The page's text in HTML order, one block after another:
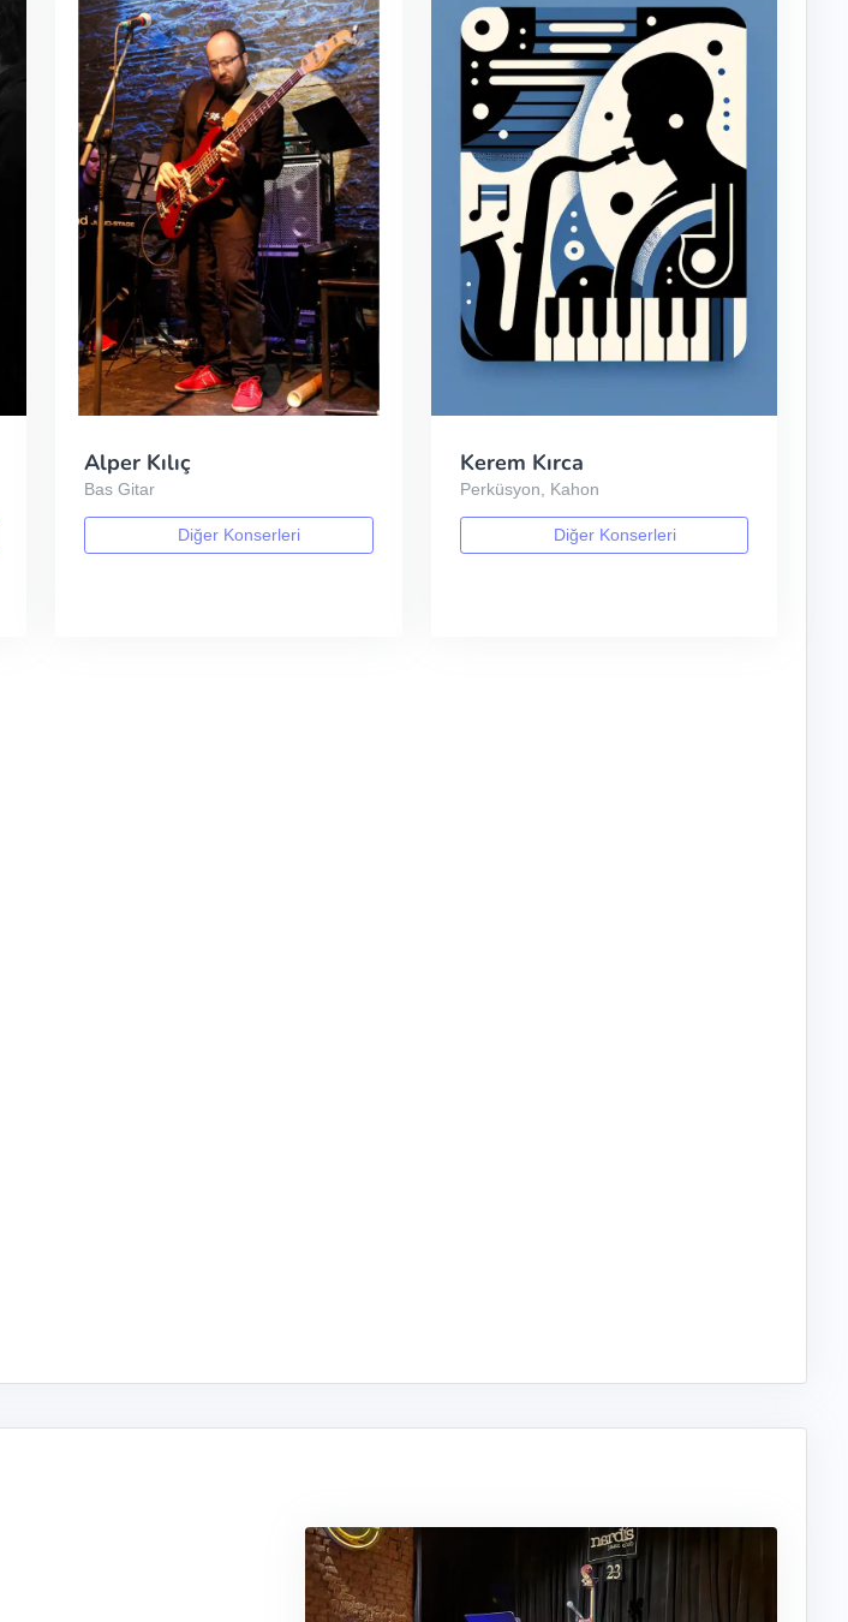
Alper Kılıç
Bas Gitar
Diğer Konserleri
Kerem Kırca
Perküsyon, Kahon
Diğer Konserleri